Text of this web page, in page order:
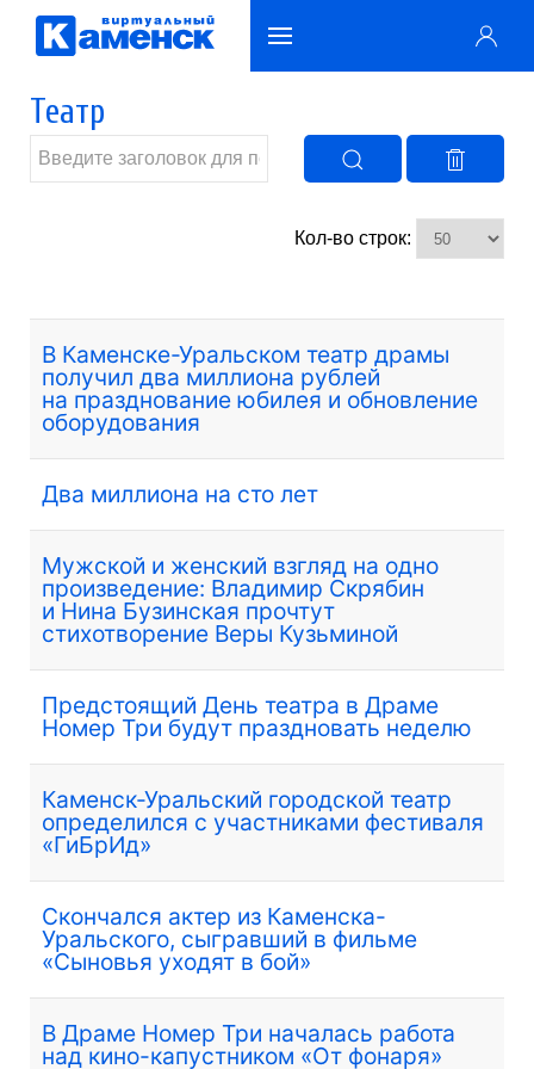
Театр
Кол-во строк:
В Каменске-Уральском театр драмы
получил два миллиона рублей
на празднование юбилея и обновление
оборудования
Два миллиона на сто лет
Мужской и женский взгляд на одно
произведение: Владимир Скрябин
и Нина Бузинская прочтут
стихотворение Веры Кузьминой
Предстоящий День театра в Драме
Номер Три будут праздновать неделю
Каменск-Уральский городской театр
определился с участниками фестиваля
«ГиБрИд»
Скончался актер из Каменска-
Уральского, сыгравший в фильме
«Сыновья уходят в бой»
В Драме Номер Три началась работа
над кино-капустником «От фонаря»